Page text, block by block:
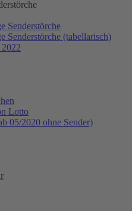
Senderstörche
Senderstörche (tabellarisch)
2022
Lotto
05/2020 ohne Sender)